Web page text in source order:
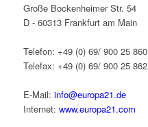
Große Bockenheimer Str. 54
D - 60313 Frankfurt am Main
Telefon: +49 (0) 69/ 900 25 860
Telefax: +49 (0) 69/ 900 25 862
E-Mail: info@europa21.de
Internet: www.europa21.com